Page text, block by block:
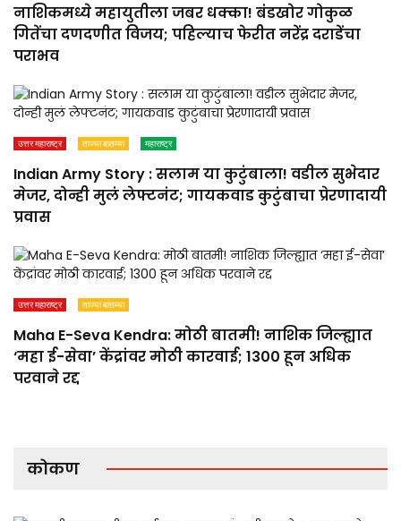
नाशिकमध्ये महायुतीला जबर धक्का! बंडखोर गोकुळ
गितेंचा दणदणीत विजय; पहिल्याच फेरीत नरेंद्र दराडेंचा
पराभव
उत्तर महाराष्ट्र ताज्या बातम्या महाराष्ट्र
Indian Army Story : सलाम या कुटुंबाला! वडील सुभेदार
मेजर, दोन्ही मुलं लेफ्टनंट; गायकवाड कुटुंबाचा प्रेरणादायी
प्रवास
उत्तर महाराष्ट्र ताज्या बातम्या
Maha E-Seva Kendra: मोठी बातमी! नाशिक जिल्ह्यात
‘महा ई-सेवा’ केंद्रांवर मोठी कारवाई; 1300 हून अधिक
परवाने रद्द
कोकण